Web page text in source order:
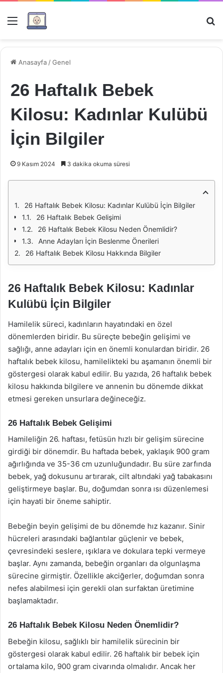
Menü
Anasayfa /Genel
26 Haftalık Bebek
Kilosu: Kadınlar Kulübü
İçin Bilgiler
9 Kasım 2024 3 dakika okuma süresi
26 Haftalık Bebek Kilosu: Kadınlar Kulübü İçin Bilgiler
26 Haftalık Bebek Gelişimi
26 Haftalık Bebek Kilosu Neden Önemlidir?
Anne Adayları İçin Beslenme Önerileri
26 Haftalık Bebek Kilosu Hakkında Bilgiler
26 Haftalık Bebek Kilosu: Kadınlar
Kulübü İçin Bilgiler
Hamilelik süreci, kadınların hayatındaki en özel
dönemlerden biridir. Bu süreçte bebeğin gelişimi ve
sağlığı, anne adayları için en önemli konulardan biridir. 26
haftalık bebek kilosu, hamilelikteki bu aşamanın önemli bir
göstergesi olarak kabul edilir. Bu yazıda, 26 haftalık bebek
kilosu hakkında bilgilere ve annenin bu dönemde dikkat
etmesi gereken unsurlara değineceğiz.
26 Haftalık Bebek Gelişimi
Hamileliğin 26. haftası, fetüsün hızlı bir gelişim sürecine
girdiği bir dönemdir. Bu haftada bebek, yaklaşık 900 gram
ağırlığında ve 35-36 cm uzunluğundadır. Bu süre zarfında
bebek, yağ dokusunu artırarak, cilt altındaki yağ tabakasını
geliştirmeye başlar. Bu, doğumdan sonra ısı düzenlemesi
için hayati bir öneme sahiptir.
Bebeğin beyin gelişimi de bu dönemde hız kazanır. Sinir
hücreleri arasındaki bağlantılar güçlenir ve bebek,
çevresindeki seslere, ışıklara ve dokulara tepki vermeye
başlar. Aynı zamanda, bebeğin organları da olgunlaşma
sürecine girmiştir. Özellikle akciğerler, doğumdan sonra
nefes alabilmesi için gerekli olan surfaktan üretimine
başlamaktadır.
26 Haftalık Bebek Kilosu Neden Önemlidir?
Bebeğin kilosu, sağlıklı bir hamilelik sürecinin bir
göstergesi olarak kabul edilir. 26 haftalık bir bebek için
ortalama kilo, 900 gram civarında olmalıdır. Ancak her